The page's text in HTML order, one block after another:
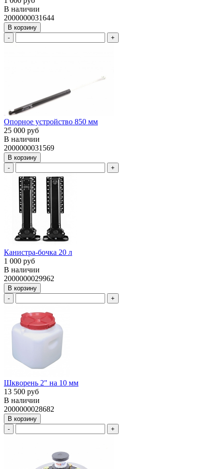
В наличии
2000000031644
В корзину
-
+
Опорное устройство 850 мм
25 000 руб
В наличии
2000000031569
В корзину
-
+
Канистра-бочка 20 л
1 000 руб
В наличии
2000000029962
В корзину
-
+
Шкворень 2" на 10 мм
13 500 руб
В наличии
2000000028682
В корзину
-
+